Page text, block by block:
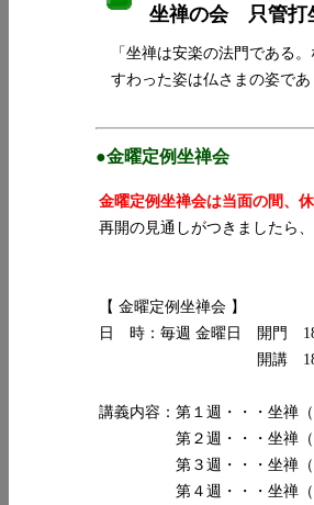
坐禅の会 只管打
「坐禅は安楽の法門である。
すわった姿は仏さまの姿であ
●金曜定例坐禅会
金曜定例坐禅会は当面の間、休
再開の見通しがつきましたら
【 金曜定例坐禅会 】
日 時：毎週 金曜日 開門
開講 18時30
講義内容：第１週・・・坐禅（
第２週・・・坐禅（と
第３週・・・坐禅（と
第４週・・・坐禅（と